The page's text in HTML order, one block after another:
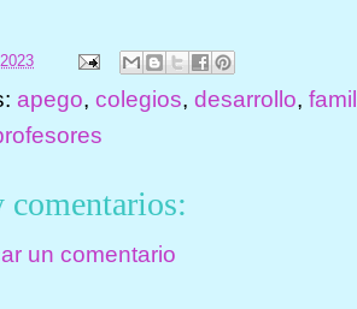
apego,colegios,desarrollo,
comentarios:
un comentario